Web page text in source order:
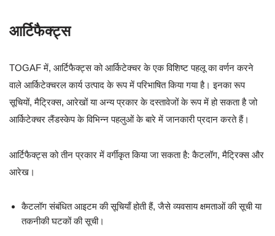
आर्टिफैक्ट्स
TOGAF में, आर्टिफैक्ट्स को आर्किटेक्चर के एक विशिष्ट पहलू का वर्णन करने
वाले आर्किटेक्चरल कार्य उत्पाद के रूप में परिभाषित किया गया है। इनका रूप
सूचियों, मैट्रिक्स, आरेखों या अन्य प्रकार के दस्तावेजों के रूप में हो सकता है जो
आर्किटेक्चर लैंडस्केप के विभिन्न पहलुओं के बारे में जानकारी प्रदान करते हैं।
आर्टिफैक्ट्स को तीन प्रकार में वर्गीकृत किया जा सकता है: कैटलॉग, मैट्रिक्स और
आरेख।
कैटलॉग संबंधित आइटम की सूचियाँ होती हैं, जैसे व्यवसाय क्षमताओं की सूची या
तकनीकी घटकों की सूची।